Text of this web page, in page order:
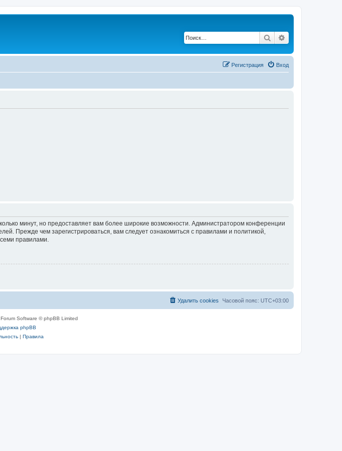
Поиск
Вход
Регистрация
минут, но предоставляет вам более широкие возможности. Администратором конференции
Прежде чем зарегистрироваться, вам следует ознакомиться с правилами и политикой,
правилами.
Часовой пояс: UTC+03:00
Удалить cookies
Software © phpBB Limited
phpBB
| Правила